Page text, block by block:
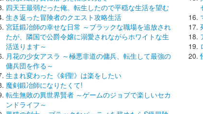
四天王最弱だった俺。転生したので平穏な生活を望む
生き返った冒険者のクエスト攻略生活
宮廷鍛冶師の幸せな日常 ～ブラックな職場を追放され
たが、隣国で公爵令嬢に溺愛されながらホワイトな生
活送ります～
月花の少女アスラ ～極悪非道の傭兵、転生して最強の
傭兵団を作る～
生まれ変わった《剣聖》は楽をしたい
魔剣鍛冶師になりたくて!
転生無敗の異世界賢者 ～ゲームのジョブで楽しいセカ
ンドライフ～